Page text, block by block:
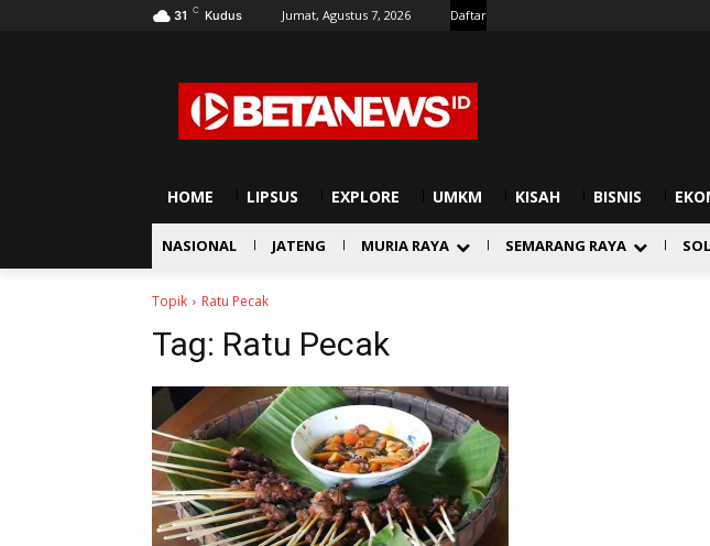
31 C Kudus Jumat, Agustus 7, 2026 Daftar
HOME LIPSUS EXPLORE UMKM KISAH BISNIS
NASIONAL JATENG MURIA RAYA SEMARANG RAYA
Topik Ratu Pecak
Tag: Ratu Pecak